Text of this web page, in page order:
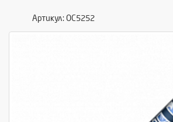
Артикул: ОС5252